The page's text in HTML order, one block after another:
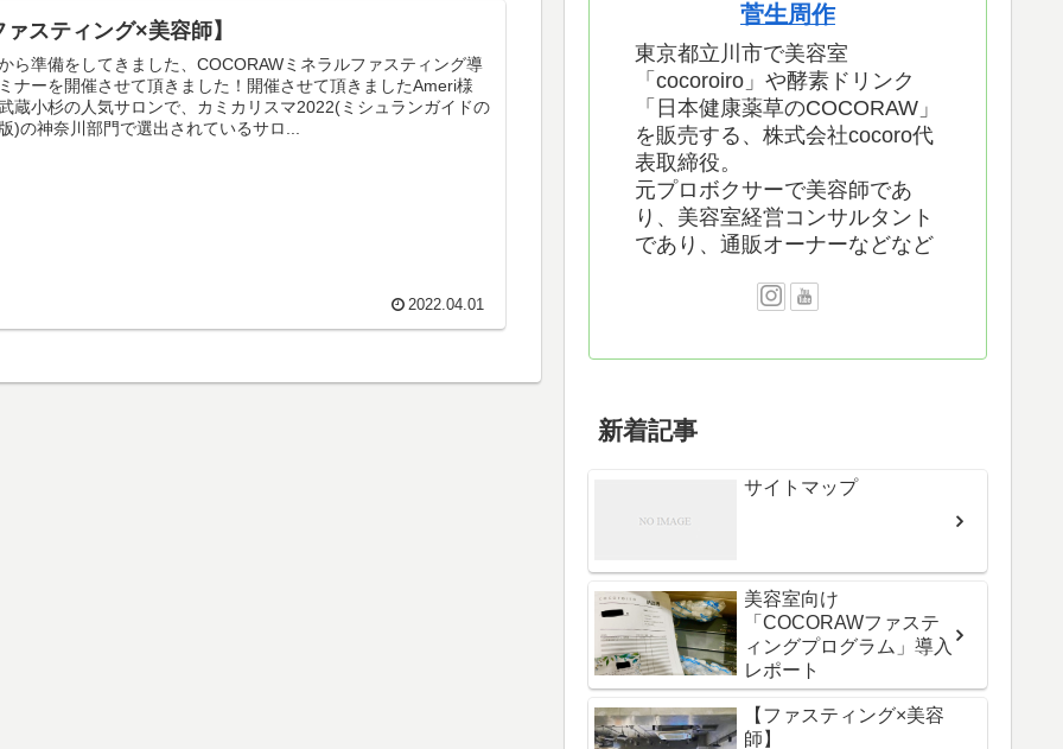
ァスティング×美容師】
ら準備をしてきました、COCORAWミネラルファスティング導
ナーを開催させて頂きました！開催させて頂きましたAmeri様
蔵小杉の人気サロンで、カミカリスマ2022(ミシュランガイドの
)の神奈川部門で選出されているサロ...
2022.04.01
菅生周作
東京都立川市で美容室
「cocoroiro」や酵素ドリンク
「日本健康薬草のCOCORAW」
を販売する、株式会社cocoro代
表取締役。
元プロボクサーで美容師であ
り、美容室経営コンサルタント
であり、通販オーナーなどなど
新着記事
サイトマップ
美容室向け
「COCORAWファステ
ィングプログラム」導入
レポート
【ファスティング×美容
師】